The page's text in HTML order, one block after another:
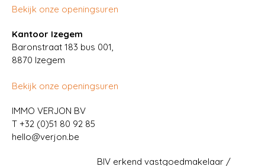
Bekijk onze openingsuren
Kantoor Izegem
Baronstraat 183 bus 001,
8870 Izegem
Bekijk onze openingsuren
IMMO VERJON BV
T +32 (0)51 80 92 85
hello@verjon.be
BIV erkend vastgoedmakelaar /